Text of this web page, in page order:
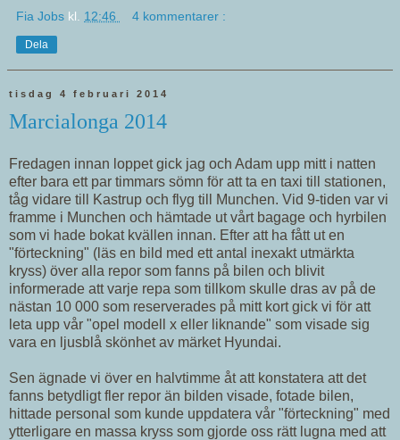
Fia Jobs kl. 12:46 4 kommentarer :
Dela
tisdag 4 februari 2014
Marcialonga 2014
Fredagen innan loppet gick jag och Adam upp mitt i natten
efter bara ett par timmars sömn för att ta en taxi till stationen,
tåg vidare till Kastrup och flyg till Munchen. Vid 9-tiden var vi
framme i Munchen och hämtade ut vårt bagage och hyrbilen
som vi hade bokat kvällen innan. Efter att ha fått ut en
"förteckning" (läs en bild med ett antal inexakt utmärkta
kryss) över alla repor som fanns på bilen och blivit
informerade att varje repa som tillkom skulle dras av på de
nästan 10 000 som reserverades på mitt kort gick vi för att
leta upp vår "opel modell x eller liknande" som visade sig
vara en ljusblå skönhet av märket Hyundai.
Sen ägnade vi över en halvtimme åt att konstatera att det
fanns betydligt fler repor än bilden visade, fotade bilen,
hittade personal som kunde uppdatera vår "förteckning" med
ytterligare en massa kryss som gjorde oss rätt lugna med att